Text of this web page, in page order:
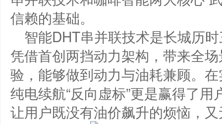
信赖的基础。
智能DHT串并联技术是长城历
凭借首创两挡动力架构，带来全
验，能够做到动力与油耗兼顾。
纯电续航“反向虚标”更是赢得了
让用户既没有油价飙升的烦恼，